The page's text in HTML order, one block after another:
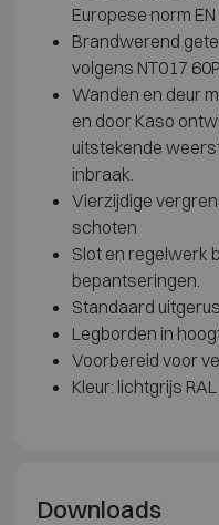
Europese norm EN
Brandwerend
volgens NT017
Wanden en deur
en door Kaso
uitstekende
inbraak.
Vierzijdige
schoten
Slot en regelwerk
bepantseringen.
Standaard
Legborden in
Voorbereid voor
Kleur: lichtgrijs
Downloads